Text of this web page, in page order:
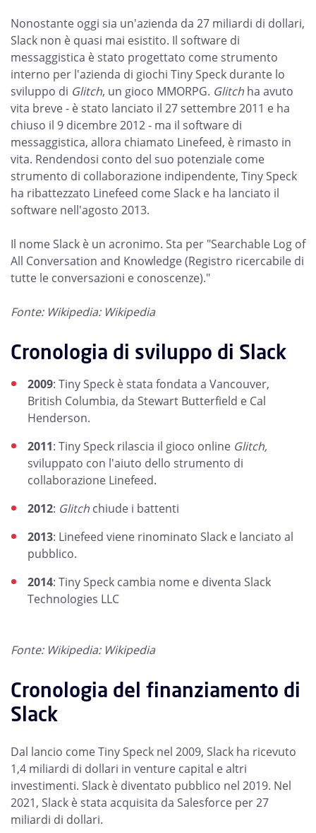
Nonostante oggi sia un'azienda da 27 miliardi di dollari,
Slack non è quasi mai esistito. Il software di
messaggistica è stato progettato come strumento
interno per l'azienda di giochi Tiny Speck durante lo
sviluppo di Glitch, un gioco MMORPG. Glitch ha avuto
vita breve - è stato lanciato il 27 settembre 2011 e ha
chiuso il 9 dicembre 2012 - ma il software di
messaggistica, allora chiamato Linefeed, è rimasto in
vita. Rendendosi conto del suo potenziale come
strumento di collaborazione indipendente, Tiny Speck
ha ribattezzato Linefeed come Slack e ha lanciato il
software nell'agosto 2013.
Il nome Slack è un acronimo. Sta per "Searchable Log of
All Conversation and Knowledge (Registro ricercabile di
tutte le conversazioni e conoscenze)."
Fonte: Wikipedia: Wikipedia
Cronologia di sviluppo di Slack
2009: Tiny Speck è stata fondata a Vancouver,
British Columbia, da Stewart Butterfield e Cal
Henderson.
2011: Tiny Speck rilascia il gioco online Glitch,
sviluppato con l'aiuto dello strumento di
collaborazione Linefeed.
2012: Glitch chiude i battenti
2013: Linefeed viene rinominato Slack e lanciato al
pubblico.
2014: Tiny Speck cambia nome e diventa Slack
Technologies LLC
Fonte: Wikipedia: Wikipedia
Cronologia del finanziamento di
Slack
Dal lancio come Tiny Speck nel 2009, Slack ha ricevuto
1,4 miliardi di dollari in venture capital e altri
investimenti. Slack è diventato pubblico nel 2019. Nel
2021, Slack è stata acquisita da Salesforce per 27
miliardi di dollari.